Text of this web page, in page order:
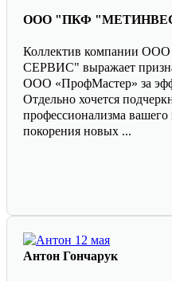
ООО "ПКФ
Коллектив компании
СЕРВИС" выражает
ООО «ПрофМастер» за
Отдельно хочется
профессионализма
покорения новых ...
Антон Гончарук